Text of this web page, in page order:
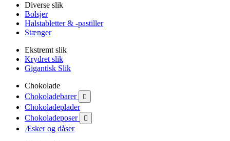
Diverse slik
Bolsjer
Halstabletter & -pastiller
Stænger
Ekstremt slik
Krydret slik
Gigantisk Slik
Chokolade
Chokoladebarer

Chokoladeplader
Chokoladeposer

Æsker og dåser